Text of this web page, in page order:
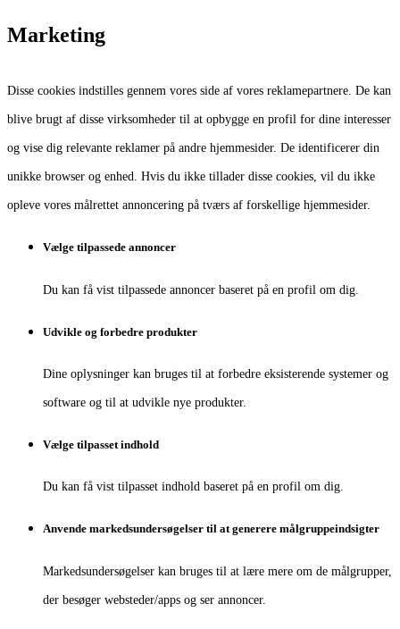
Marketing
Disse cookies indstilles gennem vores side af vores reklamepartnere. De kan
blive brugt af disse virksomheder til at opbygge en profil for dine interesser
og vise dig relevante reklamer på andre hjemmesider. De identificerer din
unikke browser og enhed. Hvis du ikke tillader disse cookies, vil du ikke
opleve vores målrettet annoncering på tværs af forskellige hjemmesider.
Vælge tilpassede annoncer
Du kan få vist tilpassede annoncer baseret på en profil om dig.
Udvikle og forbedre produkter
Dine oplysninger kan bruges til at forbedre eksisterende systemer og
software og til at udvikle nye produkter.
Vælge tilpasset indhold
Du kan få vist tilpasset indhold baseret på en profil om dig.
Anvende markedsundersøgelser til at generere målgruppeindsigter
Markedsundersøgelser kan bruges til at lære mere om de målgrupper,
der besøger websteder/apps og ser annoncer.